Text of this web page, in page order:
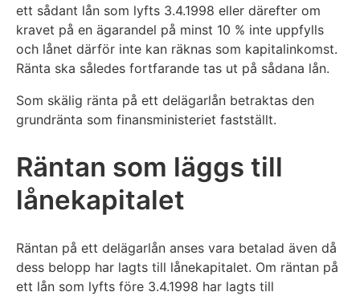
ett sådant lån som lyfts 3.4.1998 eller därefter om
kravet på en ägarandel på minst 10 % inte uppfylls
och lånet därför inte kan räknas som kapitalinkomst.
Ränta ska således fortfarande tas ut på sådana lån.
Som skälig ränta på ett delägarlån betraktas den
grundränta som finansministeriet fastställt.
Räntan som läggs till
lånekapitalet
Räntan på ett delägarlån anses vara betalad även då
dess belopp har lagts till lånekapitalet. Om räntan på
ett lån som lyfts före 3.4.1998 har lagts till